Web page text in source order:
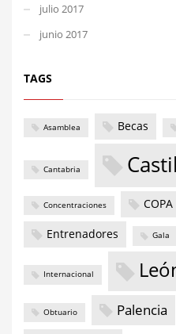
julio 2017
junio 2017
TAGS
Asamblea Becas
Cantabria
Concentraciones COPA
Entrenadores Gala
Internacional
Obtuario Palencia